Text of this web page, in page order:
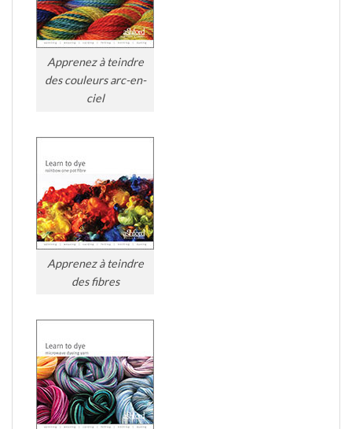
Apprenez à teindre
des couleurs arc-en-
ciel
Apprenez à teindre
des fibres